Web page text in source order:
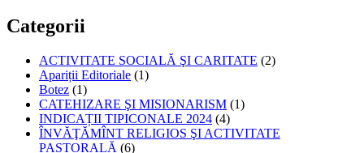
Categorii
ACTIVITATE SOCIALĂ ŞI CARITATE (2)
Apariții Editoriale (1)
Botez (1)
CATEHIZARE ŞI MISIONARISM (1)
INDICAȚII TIPICONALE 2024 (4)
ÎNVĂŢĂMÎNT RELIGIOS ŞI ACTIVITATE
PASTORALĂ (6)